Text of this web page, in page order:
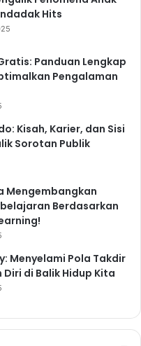
Hits
Panduan Lengkap
Pengalaman
Kisah, Karier, dan Sisi
Sorotan Publik
Mengembangkan
Berdasarkan
Menyelami Pola Takdir
di Balik Hidup Kita